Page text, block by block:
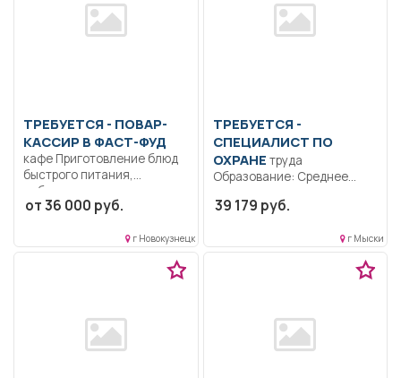
ТРЕБУЕТСЯ - ПОВАР-
КАССИР В ФАСТ-ФУД
кафе Приготовление блюд
быстрого питания,
соблюдение санитарных
норм, контроль качества...
от 36 000 руб.
г Новокузнецк
ТРЕБУЕТСЯ -
СПЕЦИАЛИСТ ПО
ОХРАНЕ труда
Образование: Среднее
образование.. Участвует в
39 179 руб.
г Мыски